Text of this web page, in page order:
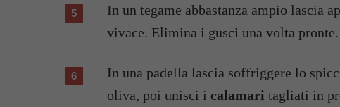
In un tegame abbastanza ampio lascia
vivace. Elimina i gusci una volta pronte.
In una padella lascia soffriggere lo
oliva, poi unisci i calamari tagliati in